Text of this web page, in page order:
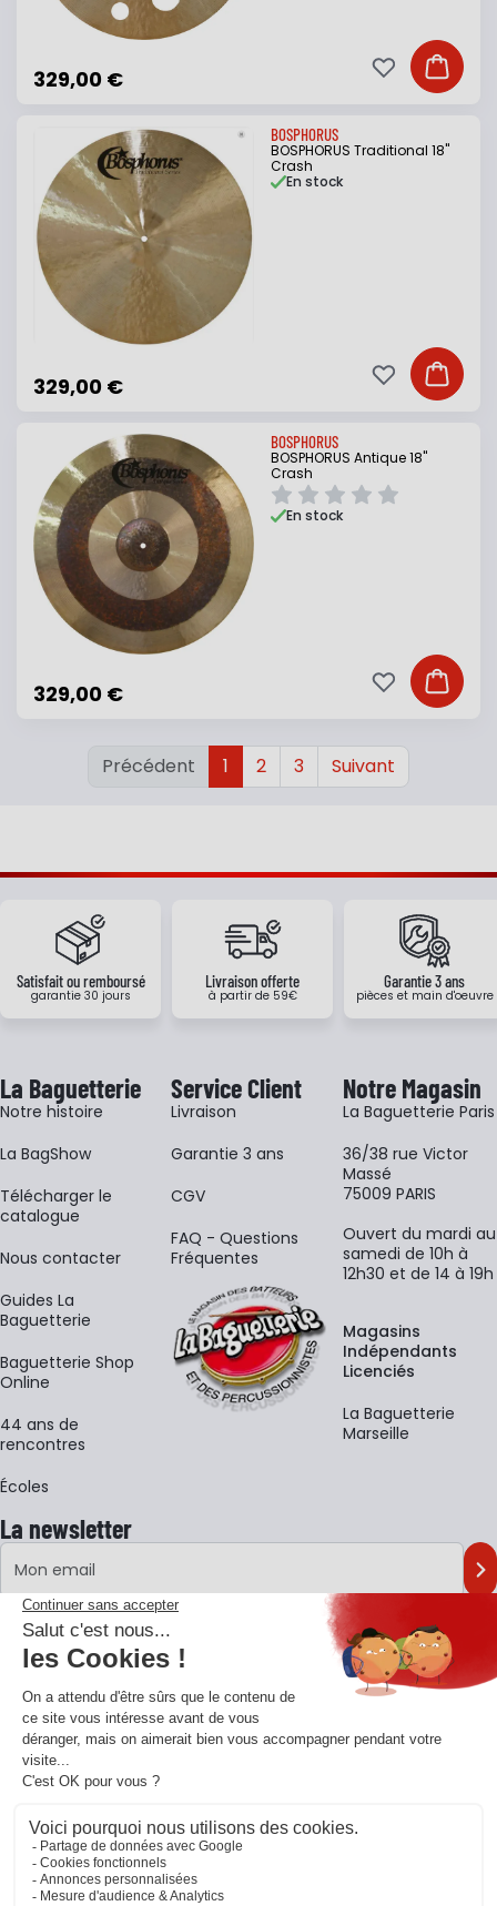
329,00 € Ajouter
Ajouter à ma
BOSPHORUS
BOSPHORUS Traditional 18"
Crash
329,00 €
En stock
Ajouter
Ajouter à ma
BOSPHORUS
BOSPHORUS Antique 18"
Crash
329,00 €
En stock
Ajouter
Ajouter à ma
Précédent 1 2 3 Suivant
Satisfait ou remboursé
garantie 30 jours
Livraison offerte
à partir de 59€
Garantie 3 ans
pièces et main d'oeuvre
La Baguetterie
Notre histoire
La BagShow
​Télécharger le
catalogue
Nous contacter
Guides La
Baguetterie
Baguetterie Shop
Online
44 ans de
rencontres
Écoles
Service Client
Livraison
Garantie 3 ans
CGV
FAQ - Questions
Fréquentes
Notre Magasin
La Baguetterie Paris
36/38 rue Victor
Massé
75009 PARIS
Ouvert du mardi au
samedi de 10h à
12h30 et de 14 à 19h
Magasins
Indépendants
Licenciés
La Baguetterie
Marseille
La newsletter
Adresse e-mail
En vous inscrivant à notre newsletter, vous acceptez notre
confidentialité
Retrouvons-nous sur